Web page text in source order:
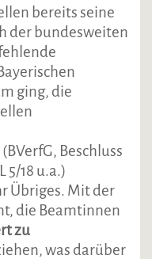
bereits seine
der bundesweiten
ging, die
Beschluss
5/18 u.a.)
Übriges. Mit der
die Beamtinnen
zu
was darüber